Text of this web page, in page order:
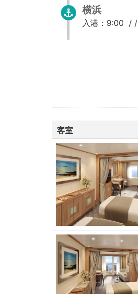
横浜
入港：9:00 / /
客室